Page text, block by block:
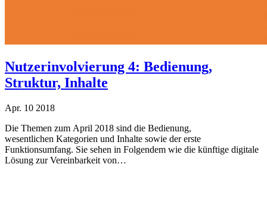
Nutzerinvolvierung 4: Bedienung,
Struktur, Inhalte
Apr. 10 2018
Die Themen zum April 2018 sind die Bedienung,
wesentlichen Kategorien und Inhalte sowie der erste
Funktionsumfang. Sie sehen in Folgendem wie die künftige digitale
Lösung zur Vereinbarkeit von…